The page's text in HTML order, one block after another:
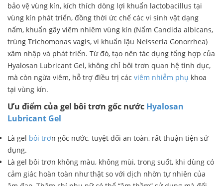
bảo vệ vùng kín, kích thích dòng lợi khuẩn lactobacillus tại
vùng kín phát triển, đồng thời ức chế các vi sinh vật dạng
nấm, khuẩn gây viêm nhiêm vùng kín (Nấm Candida albicans,
trùng Trichomonas vagis, vi khuẩn lậu Neisseria Gonorrhea)
xâm nhập và phát triển. Từ đó, tạo nên tác dụng tổng hợp của
Hyalosan Lubricant Gel, không chỉ bôi trơn quan hệ tình dục,
mà còn ngừa viêm, hỗ trợ điều trị các viêm nhiễm phụ khoa
tại vùng kín.
Ưu điểm của gel bôi trơn gốc nước Hyalosan
Lubricant Gel
Là gel bôi trơn gốc nước, tuyệt đối an toàn, rất thuận tiện sử
dụng.
Là gel bôi trơn không màu, không mùi, trong suốt, khi dùng có
cảm giác hoàn toàn như thật so với dịch nhờn tự nhiên của